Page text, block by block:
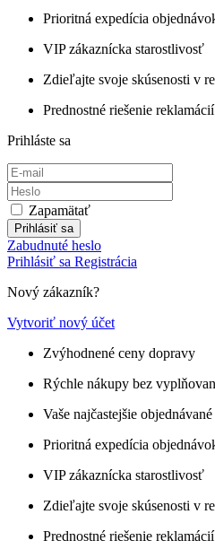
Prioritná expedícia
VIP zákaznícka starostlivosť
Zdieľajte svoje skúsenosti v
Prednostné riešenie reklamácií
Prihláste sa
Zapamätať
Prihlásiť sa
Zabudnuté heslo
Prihlásiť sa Registrácia
Nový zákazník?
Vytvoriť nový účet
Zvýhodnené ceny dopravy
Rýchle nákupy bez
Vaše najčastejšie
Prioritná expedícia
VIP zákaznícka starostlivosť
Zdieľajte svoje skúsenosti v
Prednostné riešenie reklamácií